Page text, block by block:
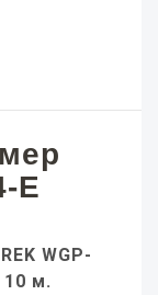
E
WGP-
м.